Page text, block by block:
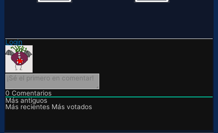
Login
0 Comentarios
Más antiguos
Más recientes Más votados